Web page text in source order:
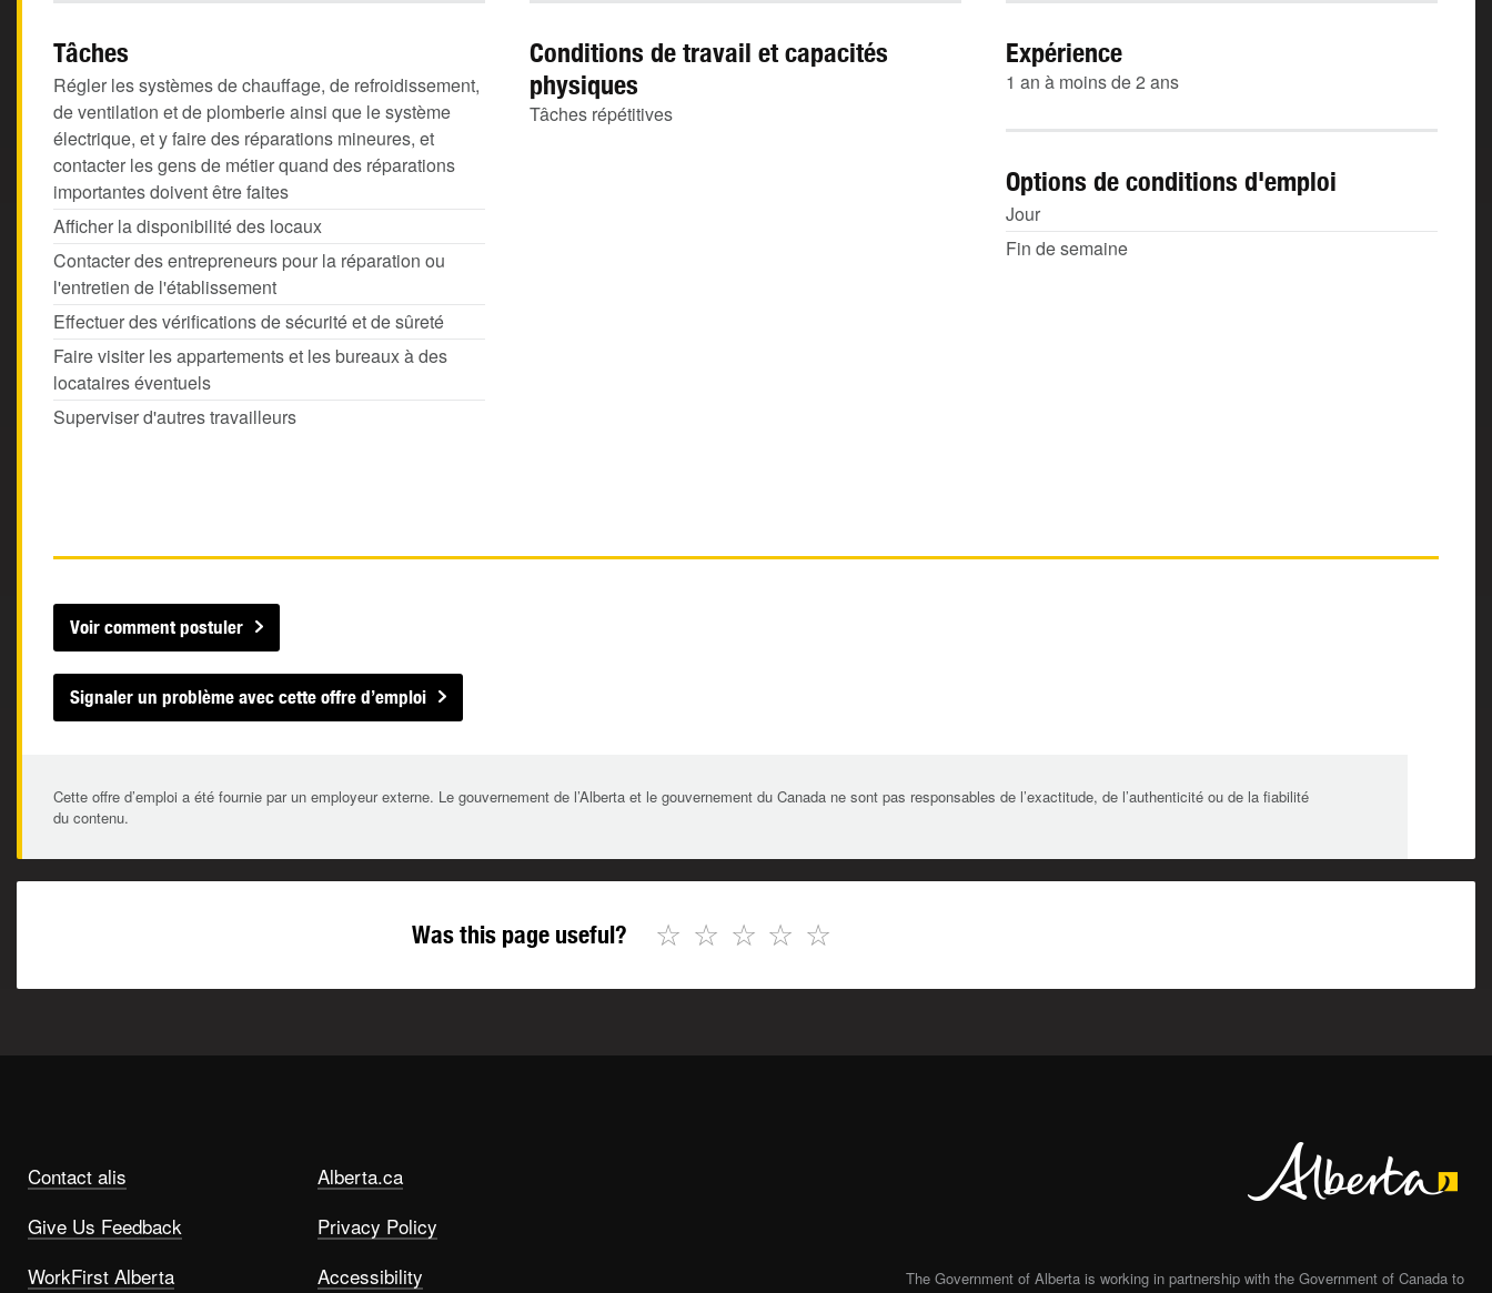
Tâches
Régler les systèmes de chauffage, de refroidissement,
de ventilation et de plomberie ainsi que le système
électrique, et y faire des réparations mineures, et
contacter les gens de métier quand des réparations
importantes doivent être faites
Afficher la disponibilité des locaux
Contacter des entrepreneurs pour la réparation ou
l'entretien de l'établissement
Effectuer des vérifications de sécurité et de sûreté
Faire visiter les appartements et les bureaux à des
locataires éventuels
Superviser d'autres travailleurs
Conditions de travail et capacités
physiques
Tâches répétitives
Expérience
1 an à moins de 2 ans
Options de conditions d'emploi
Jour
Fin de semaine
Voir comment postuler
Signaler un problème avec cette offre d’emploi
Cette offre d’emploi a été fournie par un employeur externe. Le gouvernement de l’Alberta et le gouvernement du Canada ne sont pas responsables de l’exactitude, de l’authenticité ou de la fiabilité
du contenu.
Was this page useful? ☆
☆
☆
☆
☆
Contact alis
Give Us Feedback
WorkFirst Alberta
Alberta.ca
Privacy Policy
Accessibility
The Government of Alberta is working in partnership with the Government of Canada to